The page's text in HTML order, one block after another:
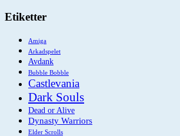
Etiketter
Amiga
Arkadspelet
Avdank
Bubble Bobble
Castlevania
Dark Souls
Dead or Alive
Dynasty Warriors
Elder Scrolls